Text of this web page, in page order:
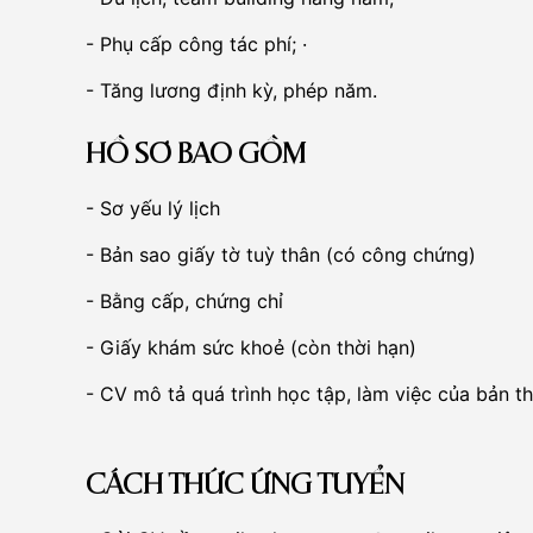
- Phụ cấp công tác phí; ·
- Tăng lương định kỳ, phép năm.
HỒ SƠ BAO GỒM
- Sơ yếu lý lịch
- Bản sao giấy tờ tuỳ thân (có công chứng)
- Bằng cấp, chứng chỉ
- Giấy khám sức khoẻ (còn thời hạn)
- CV mô tả quá trình học tập, làm việc của bản
CÁCH THỨC ỨNG TUYỂN